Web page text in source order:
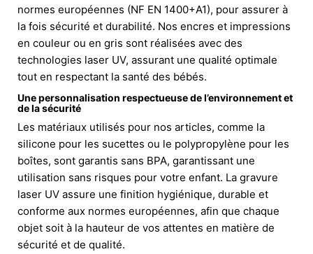
normes européennes (NF EN 1400+A1), pour assurer à
la fois sécurité et durabilité. Nos encres et impressions
en couleur ou en gris sont réalisées avec des
technologies laser UV, assurant une qualité optimale
tout en respectant la santé des bébés.
Une personnalisation respectueuse de l’environnement et
de la sécurité
Les matériaux utilisés pour nos articles, comme la
silicone pour les sucettes ou le polypropylène pour les
boîtes, sont garantis sans BPA, garantissant une
utilisation sans risques pour votre enfant. La gravure
laser UV assure une finition hygiénique, durable et
conforme aux normes européennes, afin que chaque
objet soit à la hauteur de vos attentes en matière de
sécurité et de qualité.